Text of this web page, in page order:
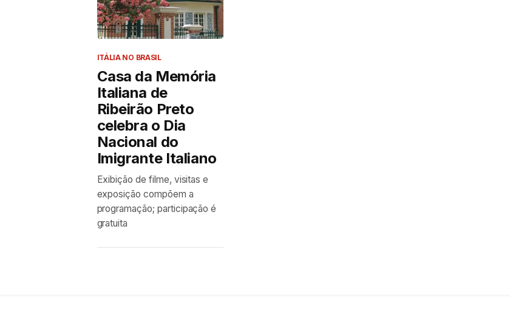
ITÁLIA NO BRASIL
Casa da Memória
Italiana de
Ribeirão Preto
celebra o Dia
Nacional do
Imigrante Italiano
Exibição de filme, visitas e
exposição compõem a
programação; participação é
gratuita